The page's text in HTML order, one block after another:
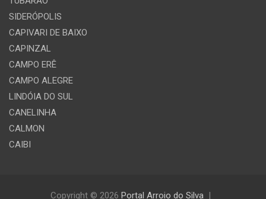
SIDERÓPOLIS
CAPIVARI DE BAIXO
CAPINZAL
CAMPO ERÊ
CAMPO ALEGRE
LINDÓIA DO SUL
CANELINHA
CALMON
CAIBI
Copyright © 2026 Portal Arroio do Silva